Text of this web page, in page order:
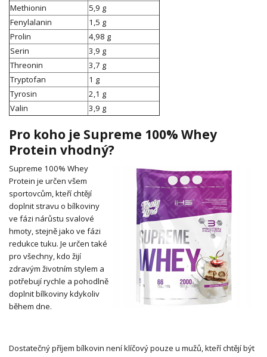
Methionin
5,9 g
Fenylalanin
1,5 g
Prolin
4,98 g
Serin
3,9 g
Threonin
3,7 g
Tryptofan
1 g
Tyrosin
2,1 g
Valin
3,9 g
Pro koho je Supreme 100% Whey
Protein vhodný?
Supreme 100% Whey
Protein je určen všem
sportovcům, kteří chtějí
doplnit stravu o bílkoviny
ve fázi nárůstu svalové
hmoty, stejně jako ve fázi
redukce tuku. Je určen také
pro všechny, kdo žijí
zdravým životním stylem a
potřebují rychle a pohodlně
doplnit bílkoviny kdykoliv
během dne.
Dostatečný příjem bílkovin není klíčový pouze u mužů, kteří chtějí být